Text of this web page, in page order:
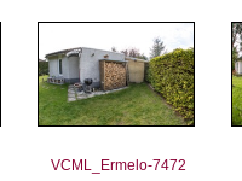
VCML_Ermelo-7472